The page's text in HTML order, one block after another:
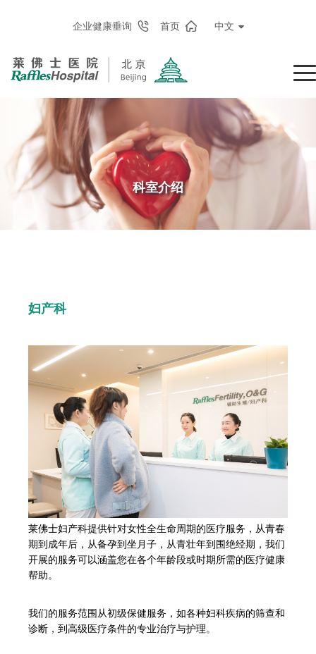
企业健康垂询 首页 中文
科室介绍
妇产科
莱佛士妇产科提供针对女性全生命周期的医疗服务，从青春
期到成年后，从备孕到坐月子，从青壮年到围绝经期，我们
开展的服务可以涵盖您在各个年龄段或时期所需的医疗健康
帮助。
我们的服务范围从初级保健服务，如各种妇科疾病的筛查和
诊断，到高级医疗条件的专业治疗与护理。